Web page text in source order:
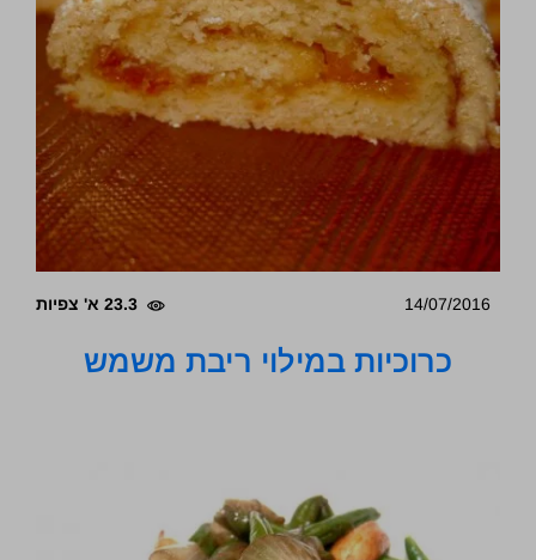
14/07/2016 23.3 א' צפיות
כרוכיות במילוי ריבת משמש